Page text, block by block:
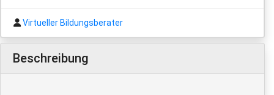
Virtueller Bildungsberater
Beschreibung